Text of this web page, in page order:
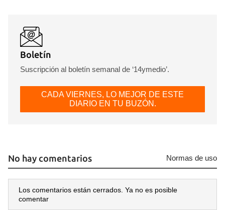
Boletín
Suscripción al boletín semanal de ‘14ymedio’.
CADA VIERNES, LO MEJOR DE ESTE
DIARIO EN TU BUZÓN.
No hay comentarios Normas de uso
Los comentarios están cerrados. Ya no es posible
comentar